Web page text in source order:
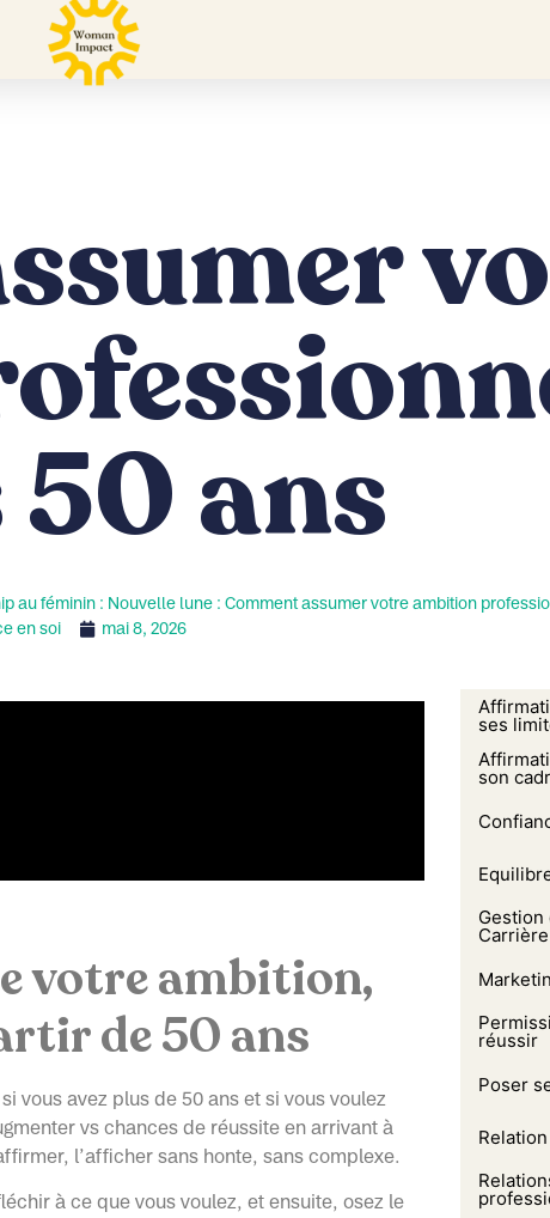
ans
féminin : Nouvelle lune : Comment assumer votre ambition
en soi
mai 8, 2026
votre ambition,
de 50 ans
vous avez plus de 50 ans et si vous voulez
vs chances de réussite en arrivant à
l’afficher sans honte, sans complexe.
à ce que vous voulez, et ensuite, osez le
ses
son
Gestion
Carrière
réussir
Poser